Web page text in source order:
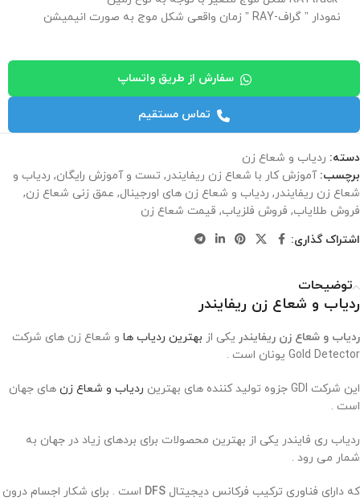
نمودار ” گراف-RAY ” زمان واقعی شکل موج به صورت انیمیشن
سفارش از طریق واتساپ
تماس مستقیم
دسته: ردیاب و شعاع زن
برچسب: آموزش کار با شعاع زن ریفایندر, تست و آموزش رایگان, ردیاب و
شعاع زن ریفایندر, ردیاب و شعاع زن های اورجینال, عمق زنی شعاع زن,
فروش طلایاب, فروش فلزیاب, قیمت شعاع زن
اشتراک گذاری:
توضیحات
ردیاب و شعاع زن ریفایندر
ردیاب و شعاع زن ریفایندر یکی از بهترین ردیاب ها و شعاع زن های شرکت
Gold Detector یونان است .
این شرکت GDI جزوه تولید کننده های بهترین ردیاب و شعاع زن های جهان
است .
ردیاب ری فایندر یکی از بهترین محصولات برای بردهای زیاد در جهان به
شمار می رود .
که دارای فناوری ترکیب فرکانس دیجیتال DFS است . برای شکار اجسام درون